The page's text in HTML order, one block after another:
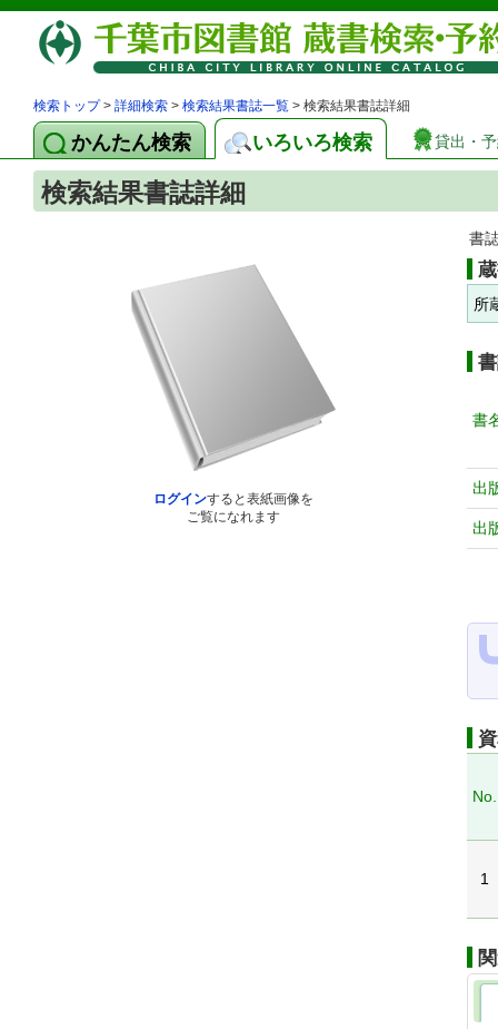
検索トップ> 詳細検索 > 検索結果書誌一覧 > 検索結果書誌詳細
かんたん検索 いろいろ検索 貸出・
検索結果書誌詳細
ログインすると表紙画像を
ご覧になれます
書
所
書
出
出
No.
1